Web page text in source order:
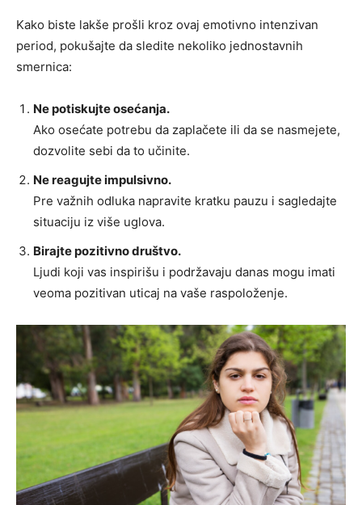
Kako biste lakše prošli kroz ovaj emotivno intenzivan
period, pokušajte da sledite nekoliko jednostavnih
smernica:
Ne potiskujte osećanja.
Ako osećate potrebu da zaplačete ili da se nasmejete,
dozvolite sebi da to učinite.
Ne reagujte impulsivno.
Pre važnih odluka napravite kratku pauzu i sagledajte
situaciju iz više uglova.
Birajte pozitivno društvo.
Ljudi koji vas inspirišu i podržavaju danas mogu imati
veoma pozitivan uticaj na vaše raspoloženje.